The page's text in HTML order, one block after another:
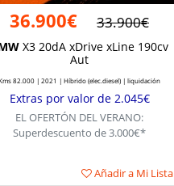
36.900€ 33.900€
X3 20dA xDrive xLine 190cv
Aut
82.000 | 2021 | Híbrido (elec.diesel) | liquidación
Extras por valor de 2.045€
EL OFERTÓN DEL VERANO:
Superdescuento de 3.000€*
Añadir a Mi Lista